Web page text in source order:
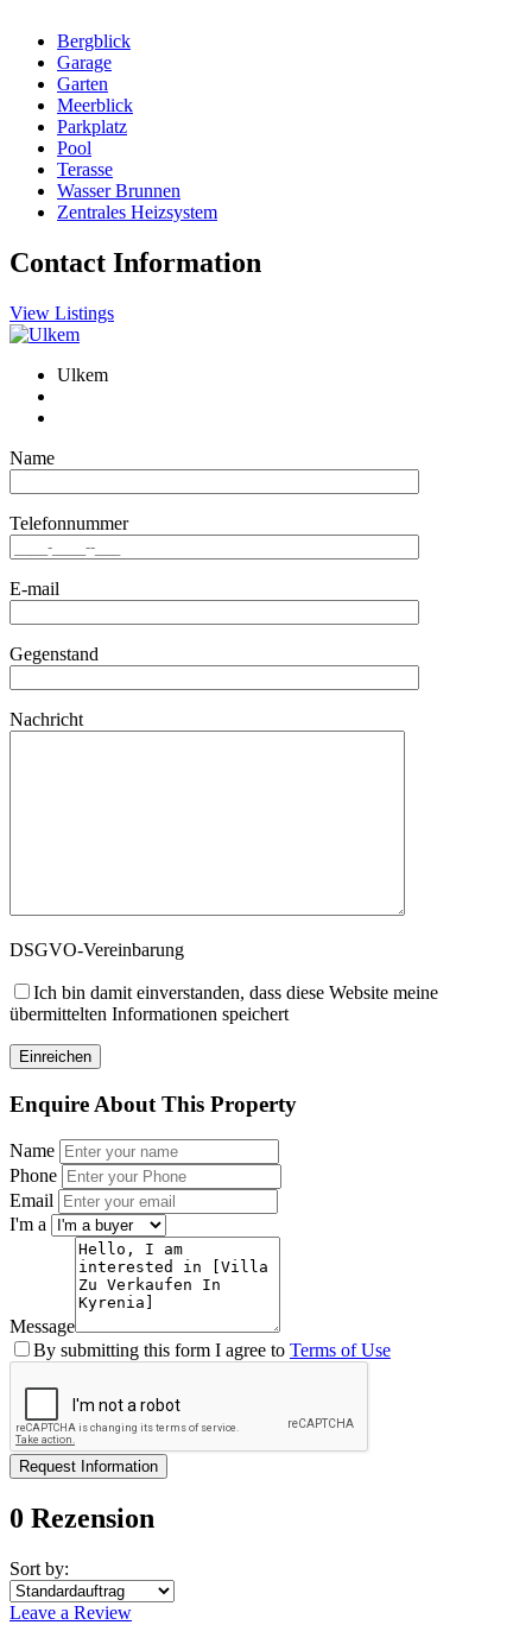
Bergblick
Garage
Garten
Meerblick
Parkplatz
Pool
Terasse
Wasser Brunnen
Zentrales Heizsystem
Contact Information
View Listings
Ulkem
Name
Telefonnummer
E-mail
Gegenstand
Nachricht
DSGVO-Vereinbarung
Ich bin damit einverstanden, dass diese Website meine
übermittelten Informationen speichert
Enquire About This Property
Name
Phone
Email
I'm a
Message
By submitting this form I agree to Terms of Use
Request Information
0 Rezension
Sort by:
Leave a Review